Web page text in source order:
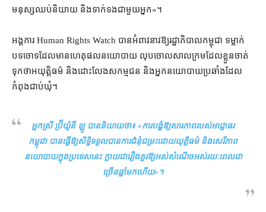
មនុស្ស​ឈប់​និយាយ និង​ទាក់ទង​ជាមួយ​អ្នក»។
អង្គការ Human Rights Watch បាន​អំពាវនាវ​ឱ្យ​រដ្ឋាភិបាល​កម្ពុជា ទម្លាក់​
បទ​ចោទ​ដែល​មាន​ហេតុផល​នយោបាយ លុបចោល​សាលក្រម​ដែល​ខ្លួន​ចាត់
ទុកថា​អយុត្តិធម៌ និង​ដោះលែង​សកម្មជន និង​អ្នក​នយោបាយ​ប្រឆាំង​ដែល​
កំពុង​ជាប់ឃុំ។
អ្នកស្រី ប្រ៊ីយ៉ូនី ឡូ បាន​និយាយ​ថា​៖ «​ការ​បង្ខំ​ឱ្យ​សារភាព​របស់​អាជ្ញាធរ​
កម្ពុជា បាន​ធ្វើឱ្យ​សិទ្ធិ​ទទួល​បាន​ការ​ជំនុំជម្រះ​ដោយ​យុត្តិធម៌ និង​សេរីភាព​
នយោបាយ​ក្នុង​ប្រទេស​នេះ ក្លាយជា​រឿង​គួរ​ឱ្យ​អស់សំណើច​អស់​រយៈពេល​ជា
ច្រើន​ឆ្នាំ​មក​ហើយ»។